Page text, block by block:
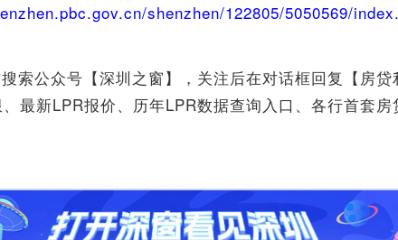
shenzhen/122805/5050569/
索公众号【深圳之窗】，关注后在对话框回复【房贷
最新LPR报价、历年LPR数据查询入口、各行首套房